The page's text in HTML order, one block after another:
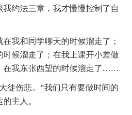
约法三章，我才慢慢控制了自
我和同学聊天的时候溜走了；
候溜走了；在我上课开小差做
在我东张西望的时候溜走了……
徒伤悲。”我们只有要做时间的
主人。